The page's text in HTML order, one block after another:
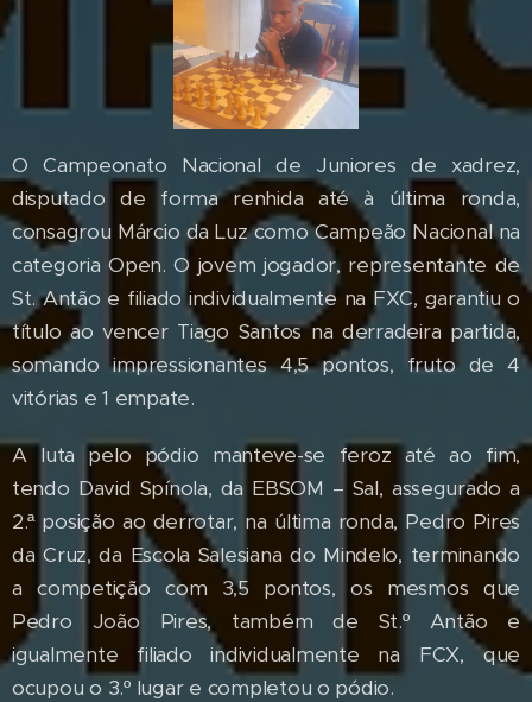
O Campeonato Nacional de Juniores de xadrez,
disputado de forma renhida até à última ronda,
consagrou Márcio da Luz como Campeão Nacional na
categoria Open. O jovem jogador, representante de
St. Antão e filiado individualmente na FXC, garantiu o
título ao vencer Tiago Santos na derradeira partida,
somando impressionantes 4,5 pontos, fruto de 4
vitórias e 1 empate.
A luta pelo pódio manteve-se feroz até ao fim,
tendo David Spínola, da EBSOM – Sal, assegurado a
2.ª posição ao derrotar, na última ronda, Pedro Pires
da Cruz, da Escola Salesiana do Mindelo, terminando
a competição com 3,5 pontos, os mesmos que
Pedro João Pires, também de St.º Antão e
igualmente filiado individualmente na FCX, que
ocupou o 3.º lugar e completou o pódio.